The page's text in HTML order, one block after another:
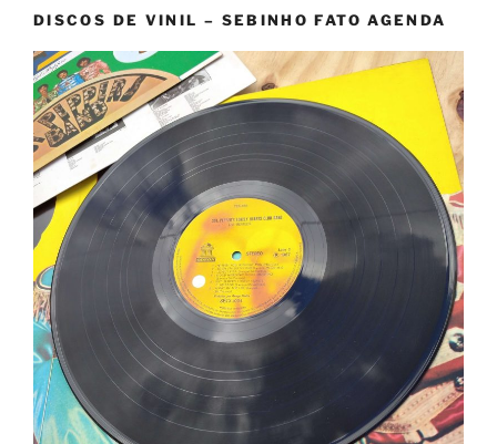
DISCOS DE VINIL – SEBINHO FATO AGENDA